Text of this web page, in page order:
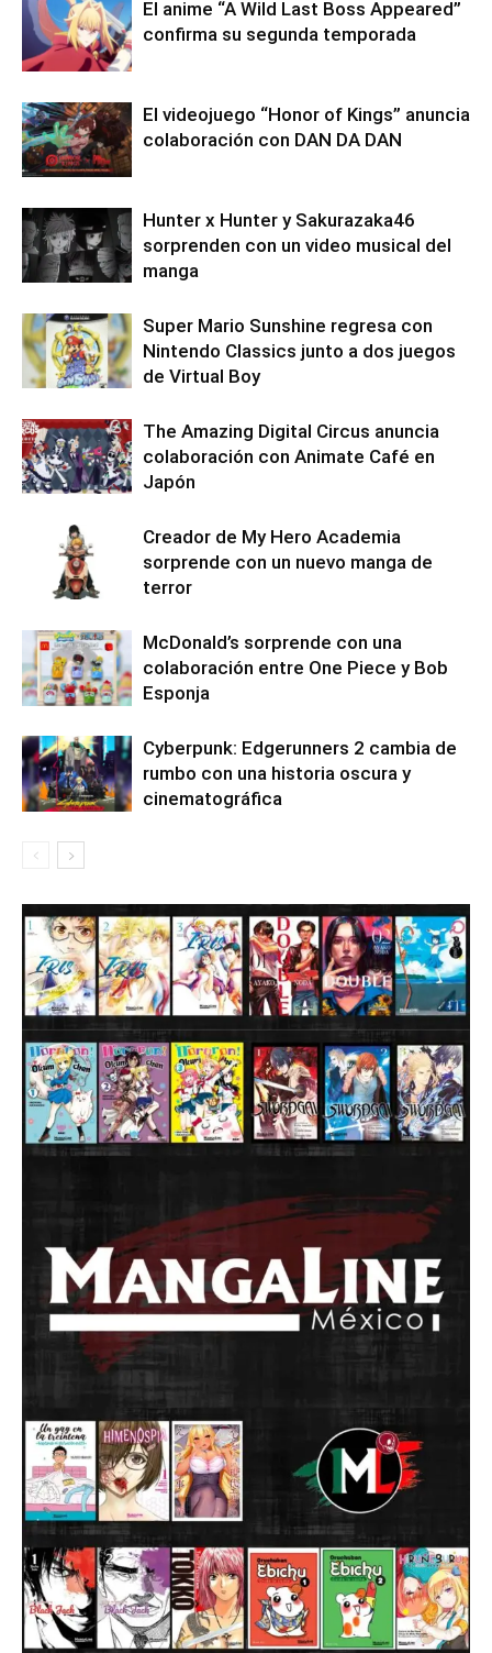
El anime “A Wild Last Boss Appeared”
confirma su segunda temporada
El videojuego “Honor of Kings” anuncia
colaboración con DAN DA DAN
Hunter x Hunter y Sakurazaka46
sorprenden con un video musical del
manga
Super Mario Sunshine regresa con
Nintendo Classics junto a dos juegos
de Virtual Boy
The Amazing Digital Circus anuncia
colaboración con Animate Café en
Japón
Creador de My Hero Academia
sorprende con un nuevo manga de
terror
McDonald’s sorprende con una
colaboración entre One Piece y Bob
Esponja
Cyberpunk: Edgerunners 2 cambia de
rumbo con una historia oscura y
cinematográfica